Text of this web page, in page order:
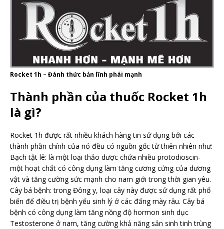
Rocket 1h – Đánh thức bản lĩnh phái mạnh
Thành phần của thuốc Rocket 1h
là gì?
Rocket 1h được rất nhiều khách hàng tin sử dụng bởi các
thành phần chính của nó đều có nguồn gốc từ thiên nhiên như:
Bạch tật lê: là một loại thảo dược chứa nhiều protodioscin-
một hoạt chất có công dụng làm tăng cương cứng của dương
vật và tăng cường sức mạnh cho nam giới trong thời gian yêu.
Cây bá bệnh: trong Đông y, loại cây này được sử dụng rất phổ
biến để điều trị bệnh yếu sinh lý ở các đấng mày râu. Cây bá
bệnh có công dụng làm tăng nồng độ hormon sinh dục
Testosterone ở nam, tăng cường khả năng sản sinh tinh trùng